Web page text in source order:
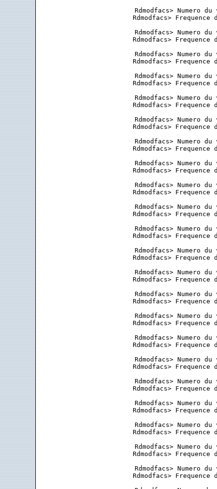
Rdmodfacs> Numero
Rdmodfacs>
Rdmodfacs> Numero
Rdmodfacs>
Rdmodfacs> Numero
Rdmodfacs>
Rdmodfacs> Numero
Rdmodfacs>
Rdmodfacs> Numero
Rdmodfacs>
Rdmodfacs> Numero
Rdmodfacs>
Rdmodfacs> Numero
Rdmodfacs>
Rdmodfacs> Numero
Rdmodfacs>
Rdmodfacs> Numero
Rdmodfacs>
Rdmodfacs> Numero
Rdmodfacs>
Rdmodfacs> Numero
Rdmodfacs>
Rdmodfacs> Numero
Rdmodfacs>
Rdmodfacs> Numero
Rdmodfacs>
Rdmodfacs> Numero
Rdmodfacs>
Rdmodfacs> Numero
Rdmodfacs>
Rdmodfacs> Numero
Rdmodfacs>
Rdmodfacs> Numero
Rdmodfacs>
Rdmodfacs> Numero
Rdmodfacs>
Rdmodfacs> Numero
Rdmodfacs>
Rdmodfacs> Numero
Rdmodfacs>
Rdmodfacs> Numero
Rdmodfacs>
Rdmodfacs> Numero
Rdmodfacs>